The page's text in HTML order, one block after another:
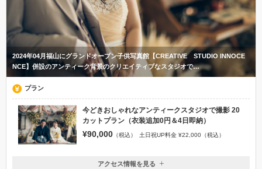
2024年04月福山にグランドオープン子供写真館【CREATIVE STUDIO INNOCE
NCE】併設のアンティーク背景のクリエイティブなスタジオで…
プラン
今どきおしゃれなアンティークスタジオで撮影 20
カットプラン（衣装追加0円＆4日即納）
¥90,000 （税込） 土日祝UP料金 ¥22,000（税込）
アクセス情報を見る